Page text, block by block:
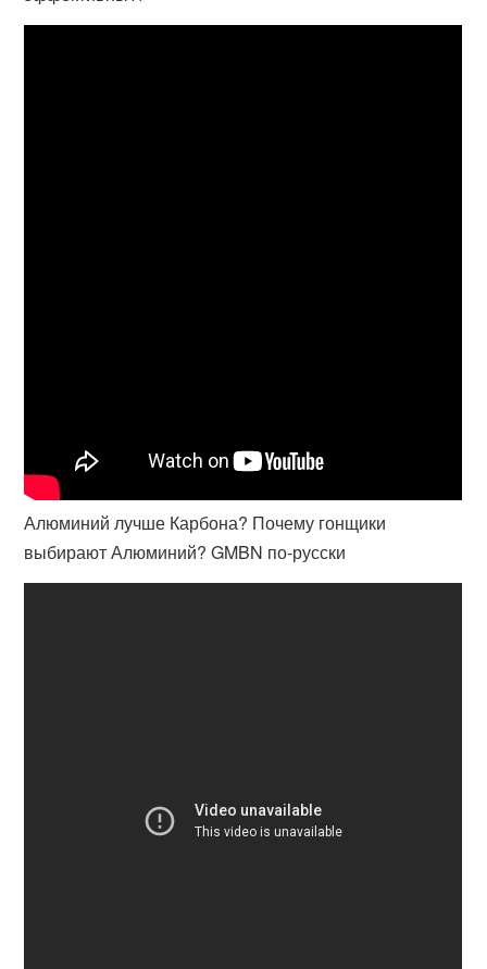
Алюминий лучше Карбона? Почему гонщики
выбирают Алюминий? GMBN по-русски